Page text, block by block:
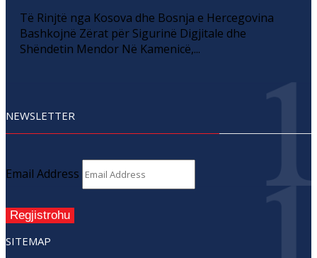
Të Rinjtë nga Kosova dhe Bosnja e Hercegovina
Bashkojnë Zërat për Sigurinë Digjitale dhe
Shëndetin Mendor Në Kamenicë,...
NEWSLETTER
Email Address
Regjistrohu
SITEMAP